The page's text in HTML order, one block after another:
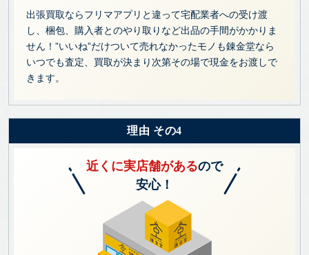
出張買取ならフリマアプリと違って宅配業者への受け渡
し、梱包、購入者とのやり取りなど出品の手間がかかりま
せん！”いいね”だけついて売れなかったモノも錬金堂なら
いつでも査定、買取が決まり次第その場で現金をお渡しで
きます。
理由 その4
近くに実店舗があるので
安心！